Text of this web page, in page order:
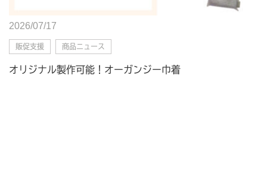
2026/07/17
販促支援 商品ニュース
オリジナル製作可能！オーガンジー巾着